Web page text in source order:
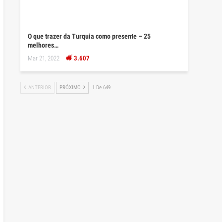
O que trazer da Turquia como presente – 25
melhores…
Mar 21, 2022 3.607
ANTERIOR PRÓXIMO 1 De 649